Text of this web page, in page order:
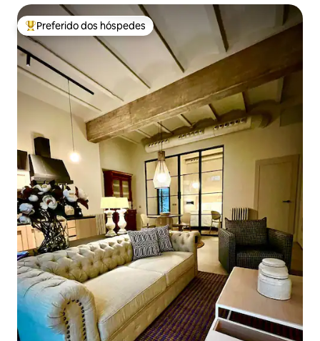
Entre os melhores preferidos dos hóspedes
Preferido dos hóspedes